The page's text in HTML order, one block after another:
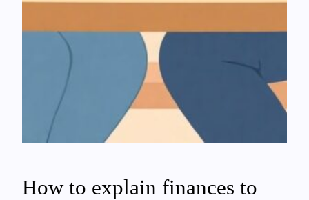
How to explain finances to